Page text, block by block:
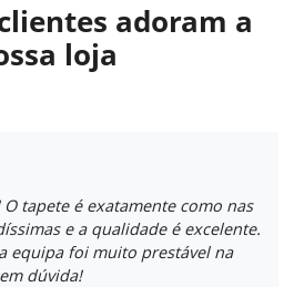
adoram a
loja
tapete é exatamente como nas
e a qualidade é excelente.
equipa foi muito prestável na
dúvida!